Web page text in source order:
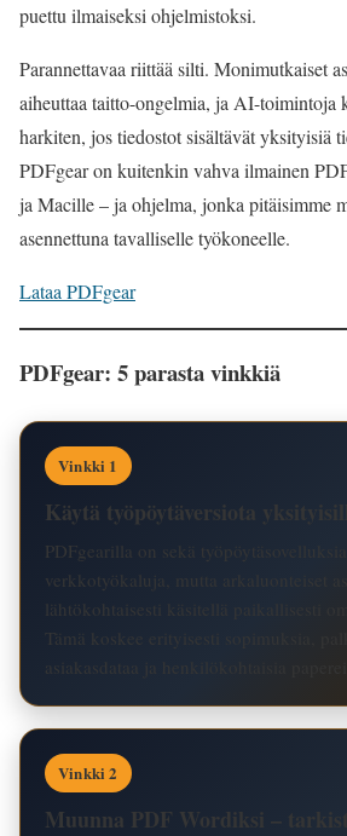
puettu ilmaiseksi ohjelmistoksi.
Parannettavaa riittää silti. Monimutkaiset
aiheuttaa taitto-ongelmia, ja AI-toimintoja
harkiten, jos tiedostot sisältävät yksityisiä
PDFgear on kuitenkin vahva ilmainen
ja Macille – ja ohjelma, jonka pitäisimme
asennettuna tavalliselle työkoneelle.
Lataa PDFgear
PDFgear: 5 parasta vinkkiä
Vinkki 1
Käytä työpöytäversiota
PDFgearilla on sekä työpöytäsovelluksia
verkkotyökaluja, mutta arkaluonteiset
lähtökohtaisesti käsitellä paikallisesti
Tämä koskee erityisesti sopimuksia,
asiakasdataa ja henkilökohtaisia
Vinkki 2
Muunna PDF Wordiksi –